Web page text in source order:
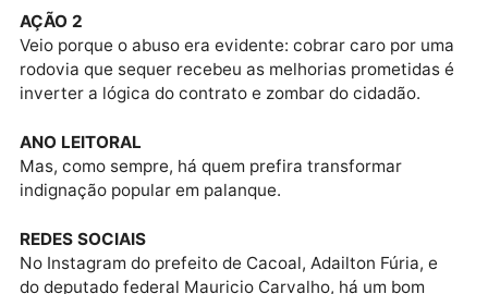
A verdade é simples: não agiram quando era preciso
agir.
AÇÃO
da boa vontade política. Ela veio porque a sociedade
reagiu, reclamou, protestou, questionou e se sentiu
lesada.
AÇÃO 2
Veio porque o abuso era evidente: cobrar caro por